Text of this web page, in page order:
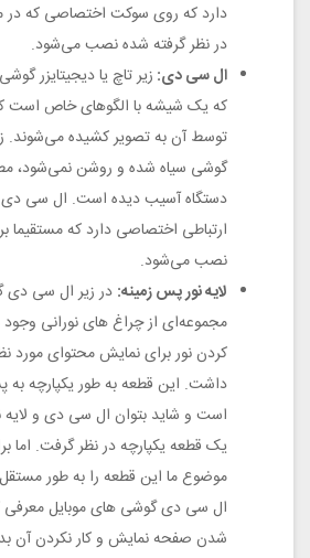
دارد که روی سوکت اختصاصی که در
در نظر گرفته شده نصب می‌شود.
ال سی دی: زیر تاچ یا دیجیتایزر
که یک شیشه با الگوهای خاص است
توسط آن به تصویر کشیده می‌شوند.
دستگاه آسیب دیده است. ال سی
ارتباطی اختصاصی دارد که مستقیما
نصب می‌شود.
لایه نور پس زمینه: در زیر ال سی دی
مجموعه‌ای از چراغ های نورانی
کردن نور برای نمایش محتوای مورد
داشت. این قطعه به طور یکپارچه
است و شاید بتوان ال سی دی و لایه
یک قطعه یکپارچه در نظر گرفت. اما
موضوع ما این قطعه را به طور
ال سی دی گوشی های موبایل
شدن صفحه نمایش و کار نکردن آن